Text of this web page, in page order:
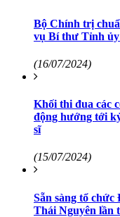
Bộ Chính trị
vụ Bí thư Tỉnh ủy
(16/07/2024)
Khối thi đua các
động hướng tới
sĩ
(15/07/2024)
Sẵn sàng tổ
Thái Nguyên lần